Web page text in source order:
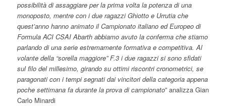
possibilità di assaggiare per la prima volta la potenza di una
monoposto, mentre con i due ragazzi Ghiotto e Urrutia che
quest’anno hanno animato il Campionato italiano ed Europeo di
Formula ACI CSAI Abarth abbiamo avuto la conferma che stiamo
parlando di una serie estremamente formativa e competitiva. Al
volante della “sorella maggiore” F.3 i due ragazzi si sono sfidati
sul filo del millesimo, girando su ottimi riscontri cronometrici, se
paragonati con i tempi segnati dai vincitori della categoria appena
poche settimana fa durante la prova di campionato” analizza Gian
Carlo Minardi